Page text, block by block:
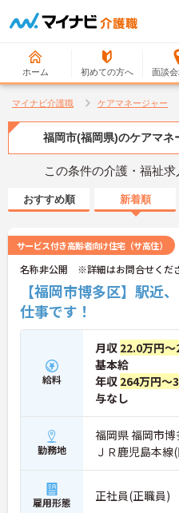
ホーム 初めての方へ 面談
マイナビ介護職 ケアマネージャー
福岡市(福岡県)のケアマネ
この条件の介護・福祉求
おすすめ順 新着順
サービス付き高齢者向け住宅（サ高住）
名称非公開 ※詳細はお問合せくだ
【福岡市博多区】駅近
仕事です！
給料
月収 22.0万円
基本給
年収 264万円～
与なし
勤務地
福岡県 福岡市博
ＪＲ鹿児島本
雇用形態 正社員(正職員)